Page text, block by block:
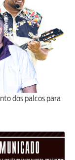
dos palcos para